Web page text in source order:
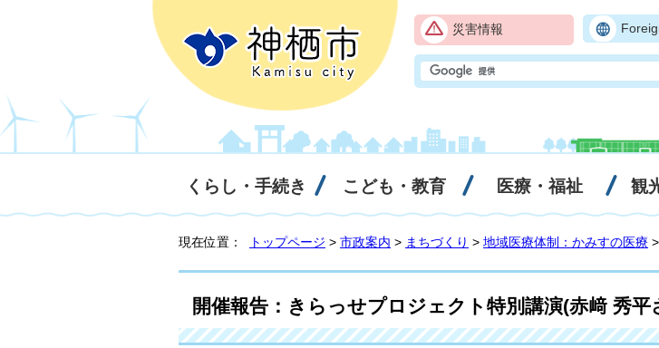
災害情報
くらし・手続き こども・教育 医療・福祉 観
現在位置： トップページ > 市政案内 > まちづくり > 地域医療体制：かみすの医療
開催報告：きらっせプロジェクト特別講演(赤﨑 秀平